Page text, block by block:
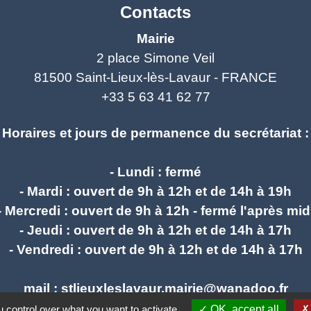
Contacts
Mairie
2 place Simone Veil
81500 Saint-Lieux-lès-Lavaur - FRANCE
+33 5 63 41 62 77
Horaires et jours de permanence du secrétariat :
- Lundi : fermé
- Mardi : ouvert de 9h à 12h et de 14h à 19h
Mercredi : ouvert de 9h à 12h - fermé l'après
- Jeudi : ouvert de 9h à 12h et de 14h à 17h
- Vendredi : ouvert de 9h à 12h et de 14h à 17h
mail : stlieuxleslavaur.mairie@wanadoo.fr